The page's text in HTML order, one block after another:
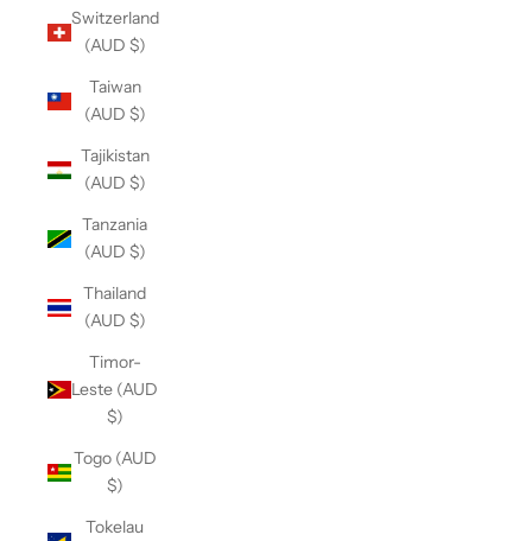
Switzerland
(AUD $)
Taiwan
(AUD $)
Tajikistan
(AUD $)
Tanzania
(AUD $)
Thailand
(AUD $)
Timor-
Leste (AUD
$)
Togo (AUD
$)
Tokelau